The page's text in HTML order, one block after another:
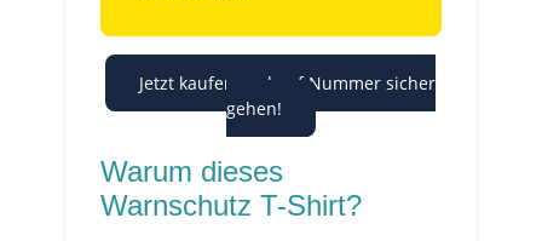
Jetzt kaufen und auf Nummer sicher
gehen!
Warum dieses
Warnschutz T-Shirt?